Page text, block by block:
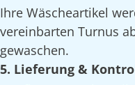
Ihre Wäscheartikel
vereinbarten Turnus
gewaschen.
5. Lieferung &